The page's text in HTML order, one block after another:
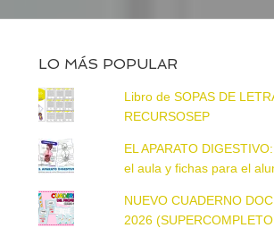
LO MÁS POPULAR
Libro de SOPAS DE
RECURSOSEP
EL APARATO
el aula y fichas para el
NUEVO CUADERNO
2026